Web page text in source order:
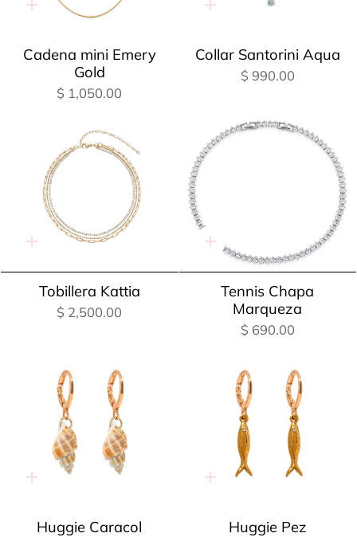
Adición
Cadena mini Emery
Gold
$ 1,050.00
Adición
Collar Santorini Aqua
$ 990.00
Adición
Tobillera Kattia
$ 2,500.00
Adición
rápida
Tennis Chapa
Marqueza
$ 690.00
Adición
Huggie Caracol
Adición
Huggie Pez